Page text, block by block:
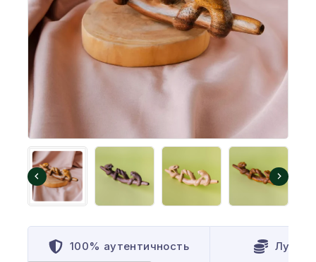
100% аутентичность